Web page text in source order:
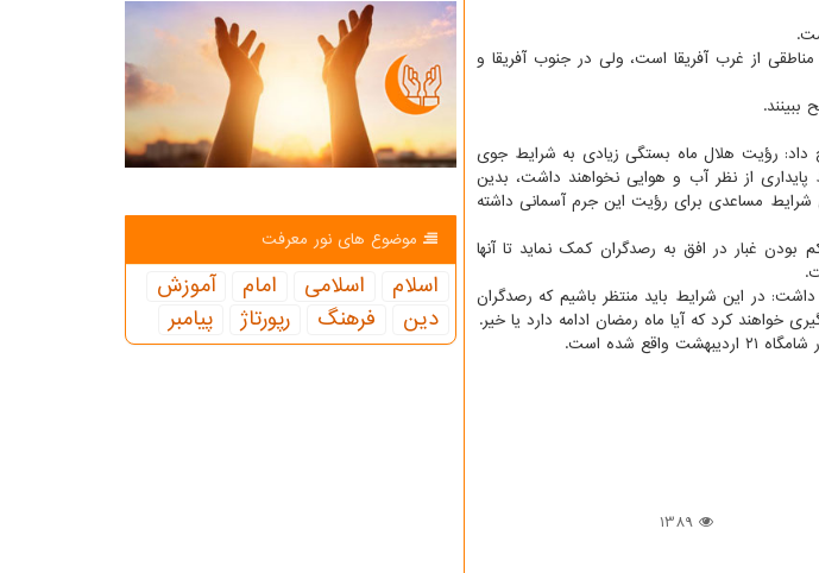
از غرب آفریقا است، ولی در جنوب آفریقا و
داد: رؤیت هلال ماه بستگی زیادی به شرایط جوی
از نظر آب و هوایی نخواهند داشت، بدین
مساعدی برای رؤیت این جرم آسمانی داشته
غبار در افق به رصدگران کمک نماید تا آنها
در این شرایط باید منتظر باشیم که رصدگران
خواهند کرد که آیا ماه رمضان ادامه دارد یا خیر.
1389
موضوع های نور معرفت
اسلام اسلامی امام
آموزش
دین
فرهنگ رپورتاژ پیامبر